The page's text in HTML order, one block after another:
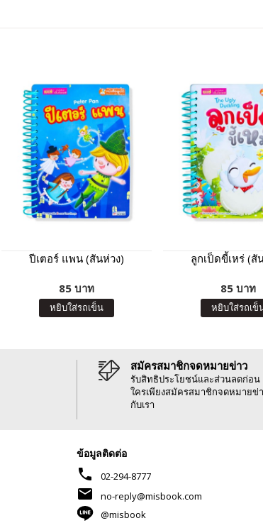
ปีเตอร์ แพน (สันห่วง)
85 บาท
หยิบใส่รถเข็น
ลูกเป็ดขี้เหร่ (สั
85 บาท
หยิบใส่รถเข็
สมัครสมาชิกจดหมายข่าว
รับสิทธิประโยชน์และส่วนลดก่อน
ใครเพียงสมัครสมาชิกจดหมายข่
กับเรา
ข้อมูลติดต่อ
phone 02-294-8777
mail
no-reply@misbook.com
@misbook